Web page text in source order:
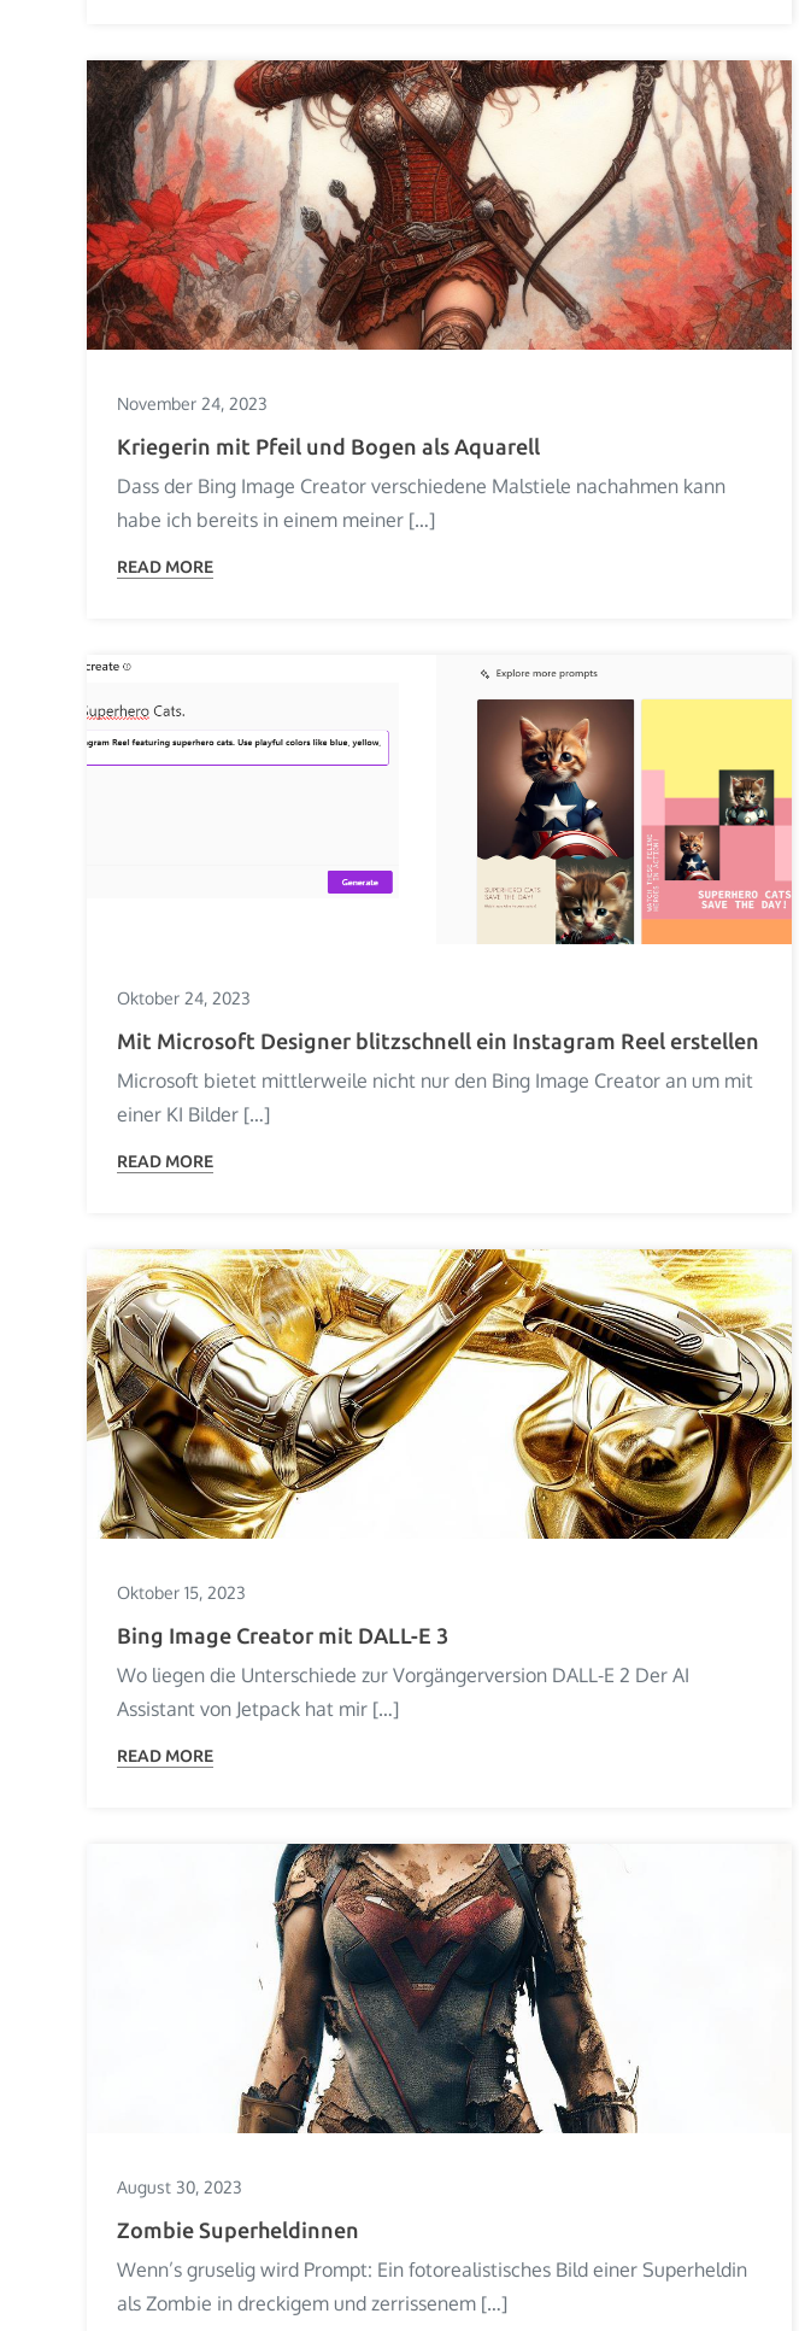
November 24, 2023
Kriegerin mit Pfeil und Bogen als Aquarell
Dass der Bing Image Creator verschiedene Malstiele nachahmen kann
habe ich bereits in einem meiner […]
READ MORE
Oktober 24, 2023
Mit Microsoft Designer blitzschnell ein Instagram Reel erstellen
Microsoft bietet mittlerweile nicht nur den Bing Image Creator an um mit
einer KI Bilder […]
READ MORE
Oktober 15, 2023
Bing Image Creator mit DALL-E 3
Wo liegen die Unterschiede zur Vorgängerversion DALL-E 2 Der AI
Assistant von Jetpack hat mir […]
READ MORE
August 30, 2023
Zombie Superheldinnen
Wenn’s gruselig wird Prompt: Ein fotorealistisches Bild einer Superheldin
als Zombie in dreckigem und zerrissenem […]